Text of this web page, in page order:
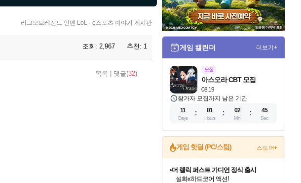
리그오브레전드 인벤 LoL · e스포츠 이야기 게시판
조회: 2,967 추천: 1
목록 댓글(32)
게임 캘린더 더보기+
모집
08.19
아스오라 CBT 모집
참가자 모집까지 남은 기간
11
Days
01
Hours
02
Min
44
Sec
게임 핫딜 (PC/스팀) 스토어+
더 렐릭 퍼스트 가디언 정식 출시
설화x하드코어 액션!